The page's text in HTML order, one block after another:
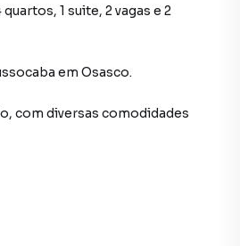
1 suite, 2 vagas e 2
em Osasco.
, com diversas comodidades